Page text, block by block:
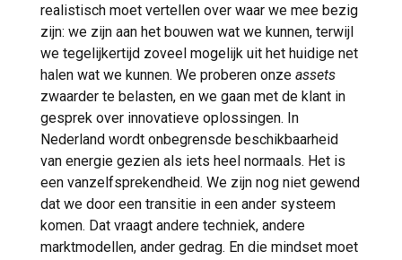
realistisch moet vertellen over waar we mee bezig
zijn: we zijn aan het bouwen wat we kunnen, terwijl
we tegelijkertijd zoveel mogelijk uit het huidige net
halen wat we kunnen. We proberen onze assets
zwaarder te belasten, en we gaan met de klant in
gesprek over innovatieve oplossingen. In
Nederland wordt onbegrensde beschikbaarheid
van energie gezien als iets heel normaals. Het is
een vanzelfsprekendheid. We zijn nog niet gewend
dat we door een transitie in een ander systeem
komen. Dat vraagt andere techniek, andere
marktmodellen, ander gedrag. En die mindset moet